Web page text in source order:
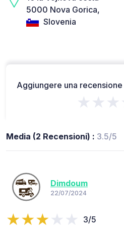
5000 Nova Gorica,
Slovenia
Aggiungere una
Media (2 Recensioni) : 3.5/5
Dimdoum
22/07/2024
3/5